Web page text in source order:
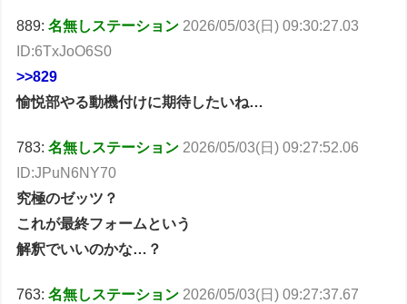
889:名無しステーション 2026/05/03(日) 09:30:27.03
ID:6TxJoO6S0
>>829
愉悦部やる動機付けに期待したいね…
783:名無しステーション 2026/05/03(日) 09:27:52.06
ID:JPuN6NY70
究極のゼッツ？
これが最終フォームという
解釈でいいのかな…？
763:名無しステーション 2026/05/03(日) 09:27:37.67